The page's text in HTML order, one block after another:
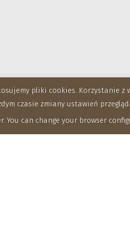
pliki cookies. Korzystanie z
czasie zmiany ustawień
You can change your browser